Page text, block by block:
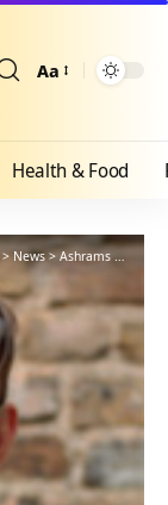
Aa
Health & Food
> News >Ashrams